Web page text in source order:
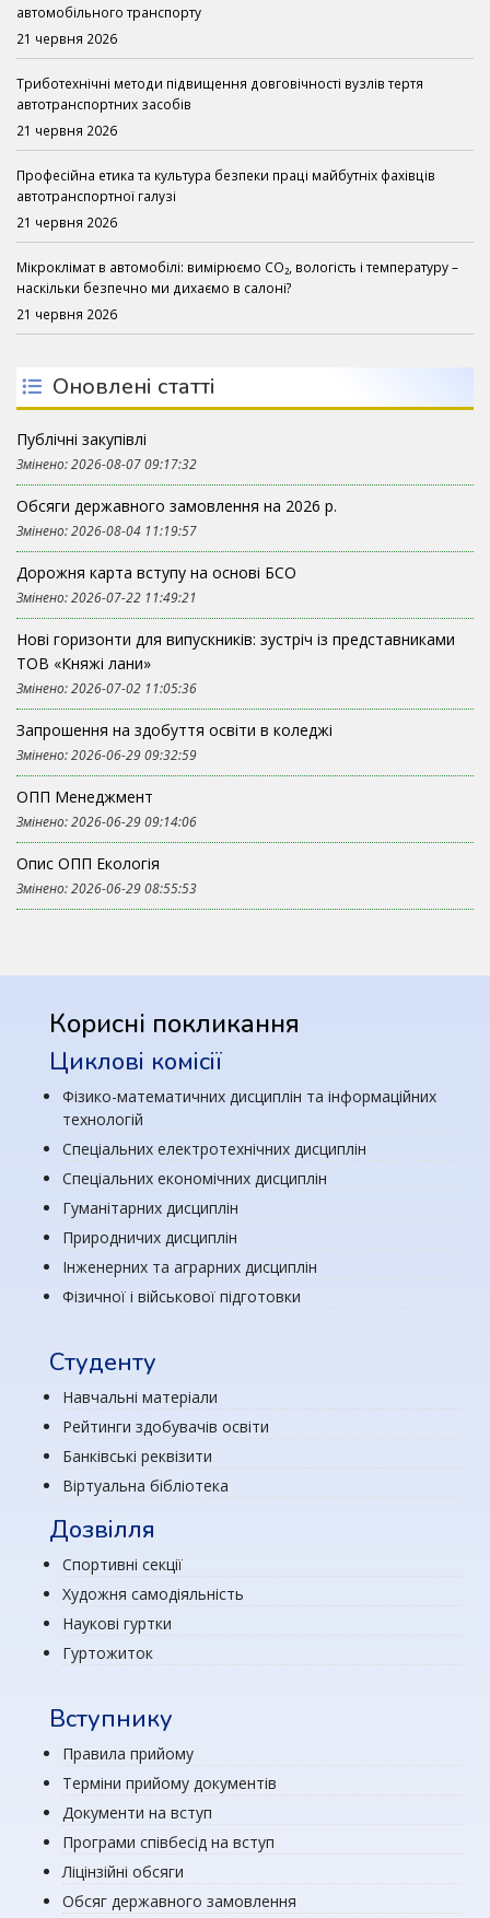
автомобільного транспорту
21 червня 2026
Триботехнічні методи підвищення довговічності вузлів тертя
автотранспортних засобів
21 червня 2026
Професійна етика та культура безпеки праці майбутніх фахівців
автотранспортної галузі
21 червня 2026
Мікроклімат в автомобілі: вимірюємо CO₂, вологість і температуру –
наскільки безпечно ми дихаємо в салоні?
21 червня 2026
Оновлені статті
Публічні закупівлі
Змінено: 2026-08-07 09:17:32
Обсяги державного замовлення на 2026 р.
Змінено: 2026-08-04 11:19:57
Дорожня карта вступу на основі БСО
Змінено: 2026-07-22 11:49:21
Нові горизонти для випускників: зустріч із представниками
ТОВ «Княжі лани»
Змінено: 2026-07-02 11:05:36
Запрошення на здобуття освіти в коледжі
Змінено: 2026-06-29 09:32:59
ОПП Менеджмент
Змінено: 2026-06-29 09:14:06
Опис ОПП Екологія
Змінено: 2026-06-29 08:55:53
Корисні покликання
Циклові комісії
Фізико-математичних дисциплін та інформаційних
технологій
Спеціальних електротехнічних дисциплін
Спеціальних економічних дисциплін
Гуманітарних дисциплін
Природничих дисциплін
Інженерних та аграрних дисциплін
Фізичної і військової підготовки
Студенту
Навчальні матеріали
Рейтинги здобувачів освіти
Банківські реквізити
Віртуальна бібліотека
Дозвілля
Спортивні секції
Художня самодіяльність
Наукові гуртки
Гуртожиток
Вступнику
Правила прийому
Терміни прийому документів
Документи на вступ
Програми співбесід на вступ
Ліцінзійні обсяги
Обсяг державного замовлення